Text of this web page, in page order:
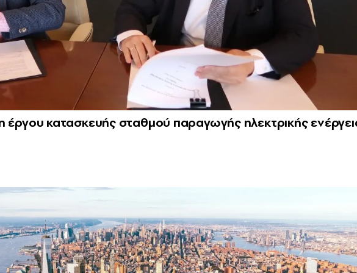
κατασκευής σταθμού παραγωγής ηλεκτρικής